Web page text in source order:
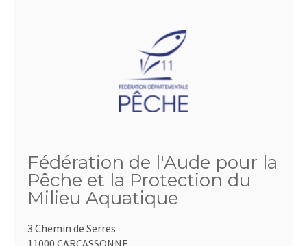
Fédération de l'Aude pour la
Pêche et la Protection du
Milieu Aquatique
3 Chemin de Serres
11000 CARCASSONNE